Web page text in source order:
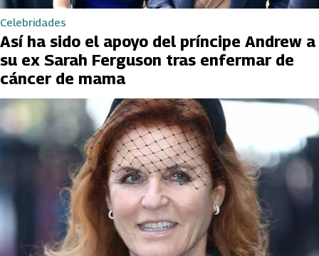
Celebridades
Así ha sido el apoyo del príncipe Andrew a
su ex Sarah Ferguson tras enfermar de
cáncer de mama